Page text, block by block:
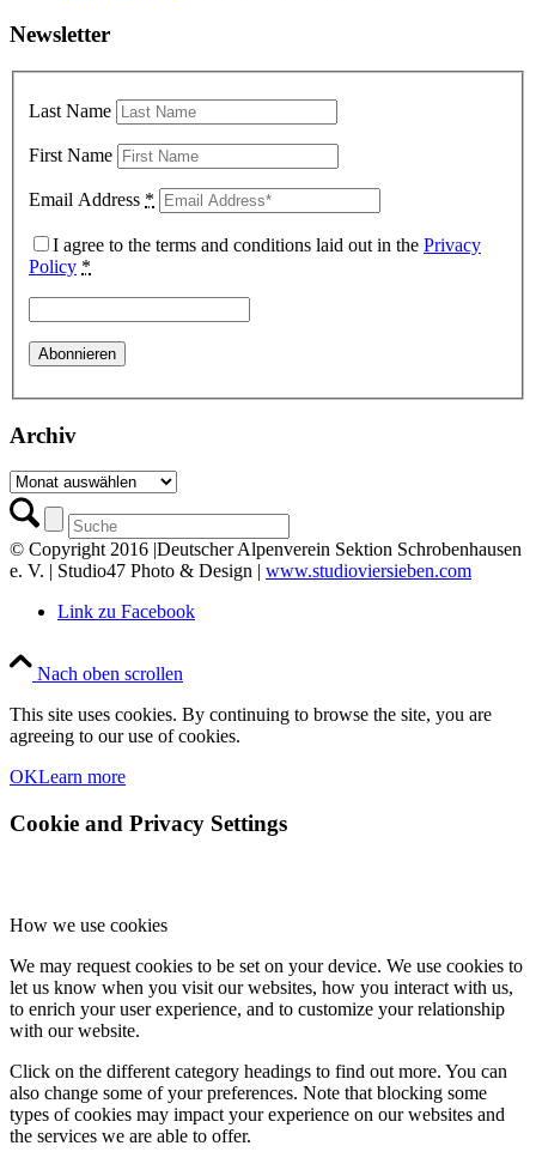
Newsletter
Last Name
First Name
Email Address *
I agree to the terms and conditions laid out in the Privacy
Policy *
Archiv
Archiv
© Copyright 2016 |Deutscher Alpenverein Sektion Schrobenhausen
e. V. | Studio47 Photo & Design | www.studioviersieben.com
Link zu Facebook
Nach oben scrollen
This site uses cookies. By continuing to browse the site, you are
agreeing to our use of cookies.
OKLearn more
Cookie and Privacy Settings
How we use cookies
We may request cookies to be set on your device. We use cookies to
let us know when you visit our websites, how you interact with us,
to enrich your user experience, and to customize your relationship
with our website.
Click on the different category headings to find out more. You can
also change some of your preferences. Note that blocking some
types of cookies may impact your experience on our websites and
the services we are able to offer.